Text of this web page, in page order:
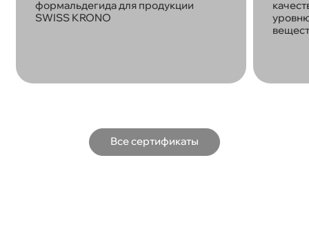
формальдегида для продукции
SWISS KRONO
Все сертификаты